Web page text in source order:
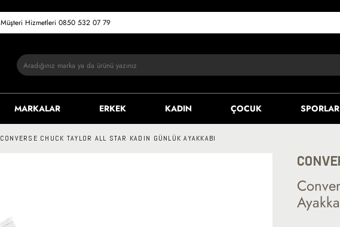
Müşteri Hizmetleri 0850 532 07 79
MARKALAR ERKEK KADIN ÇOCUK SPORLAR
CONVERSE CHUCK TAYLOR ALL STAR KADIN GÜNLÜK AYAKKABI